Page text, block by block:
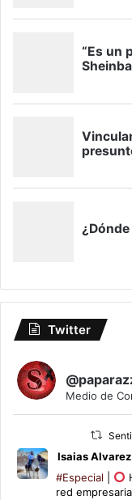
Twitter
Medio de
Isaias Alvarez
#Especial
red